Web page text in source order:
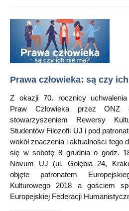
Prawa człowieka: są czy
Z okazji 70. rocznicy
Praw Człowieka przez ONZ
stowarzyszeniem Rewersy
Studentów Filozofii UJ i pod
wokół znaczenia i aktualności tego
się w sobotę 8 grudnia o godz.
Novum UJ (ul. Gołębia 24,
objęte patronatem
Kulturowego 2018 a gościem
Europejskiej Federacji